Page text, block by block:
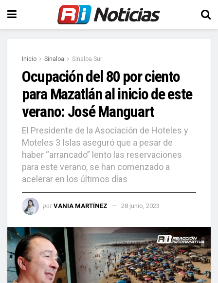
Inicio Sinaloa Sinaloa Sur
Ocupación del 80 por ciento
para Mazatlán al inicio de este
verano: José Manguart
El Presidente de la Asociación de Hoteles y
Moteles 3 Islas aseguró que a pesar de
haber “arrancado” lento las reservaciones
para este verano, se han comenzado a
acelerar en los últimos días
por VANIA MARTÍNEZ 28 junio, 2023